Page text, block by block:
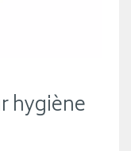
hygiène